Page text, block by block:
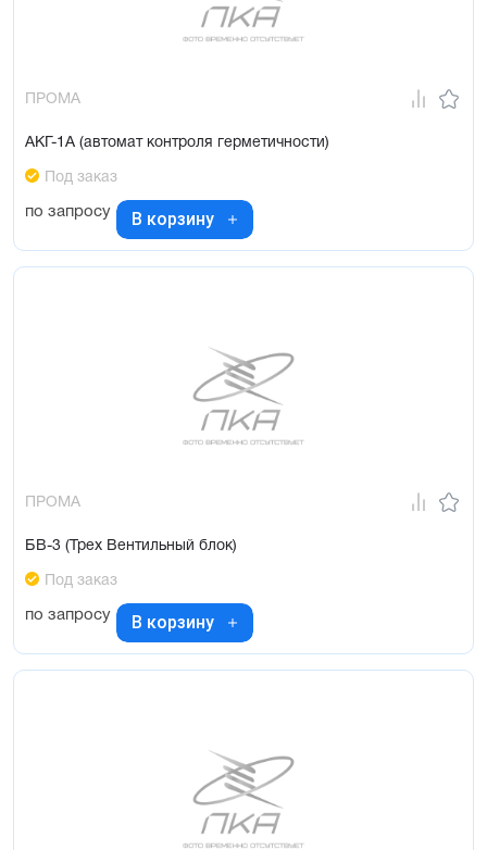
ПРОМА
АКГ-1А (автомат контроля герметичности)
Под заказ
по запросу В корзину
ПРОМА
БВ-3 (Трех Вентильный блок)
Под заказ
по запросу В корзину